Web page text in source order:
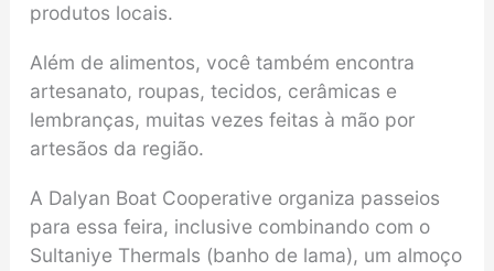
produtos locais.
Além de alimentos, você também encontra
artesanato, roupas, tecidos, cerâmicas e
lembranças, muitas vezes feitas à mão por
artesãos da região.
A Dalyan Boat Cooperative organiza passeios
para essa feira, inclusive combinando com o
Sultaniye Thermals (banho de lama), um almoço